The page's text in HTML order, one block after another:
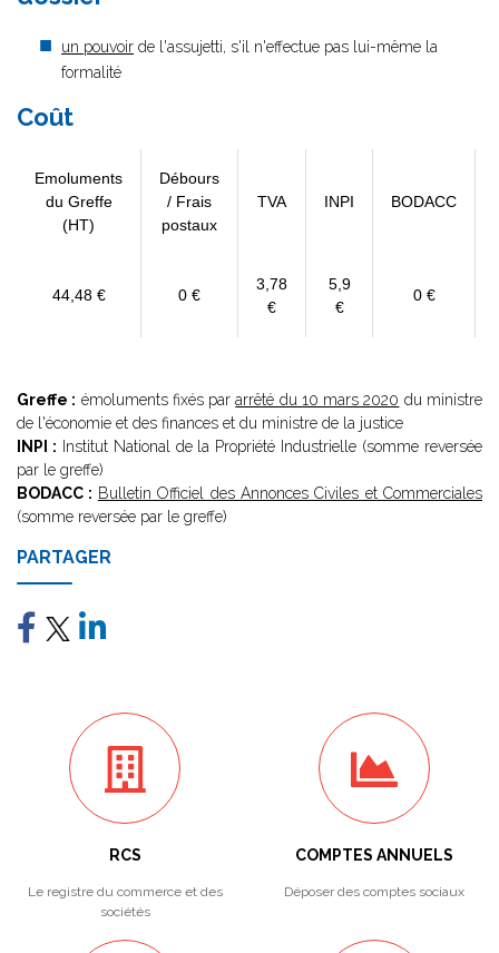
un pouvoir de l'assujetti, s'il n'effectue pas lui-même la
formalité
Coût
Emoluments
du Greffe
(HT)
Débours
/ Frais
postaux
TVA INPI BODACC
44,48 € 0 €
3,78
€
5,9
€
0 €
Greffe : émoluments fixés pararrêté du 10 mars 2020 du ministre
de l'économie et des finances et du ministre de la justice
INPI : Institut National de la Propriété Industrielle (somme reversée
par le greffe)
BODACC : Bulletin Officiel des Annonces Civiles et Commerciales
(somme reversée par le greffe)
PARTAGER
RCS
Le registre du commerce et des
sociétés
COMPTES ANNUELS
Déposer des comptes sociaux